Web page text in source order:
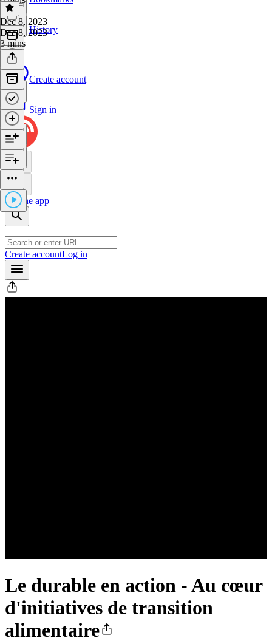
History
Create account
Sign in
Get the app
Create accountLog in
Le durable en action - Au cœur
d'initiatives de transition
alimentaire
Dec 8, 2023
Dec 8, 2023
3 mins